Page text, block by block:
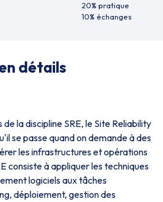
20% pratique
10% échanges
détails
la discipline SRE, le Site Reliability
se passe quand on demande à des
les infrastructures et opérations
consiste à appliquer les techniques
logiciels aux tâches
déploiement, gestion des